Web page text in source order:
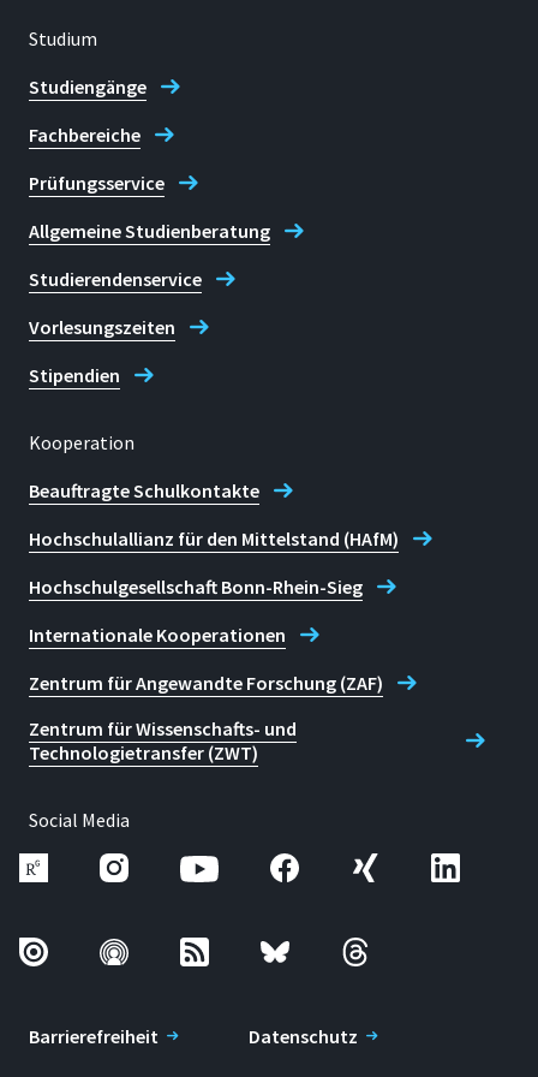
Als FaMI arbeitest Du daher in
einem abwechslungsreichen
Umfeld, das sich ständig
weiterentwickelt.
Studium
Studiengänge
Fachbereiche
Prüfungsservice
Allgemeine Studienberatung
Studierendenservice
Vorlesungszeiten
Stipendien
Kooperation
Beauftragte Schulkontakte
Hochschulallianz für den Mittelstand (HAfM)
Hochschulgesellschaft Bonn-Rhein-Sieg
Internationale Kooperationen
Zentrum für Angewandte Forschung (ZAF)
Zentrum für Wissenschafts- und
Technologietransfer (ZWT)
Social Media
Barrierefreiheit
Datenschutz